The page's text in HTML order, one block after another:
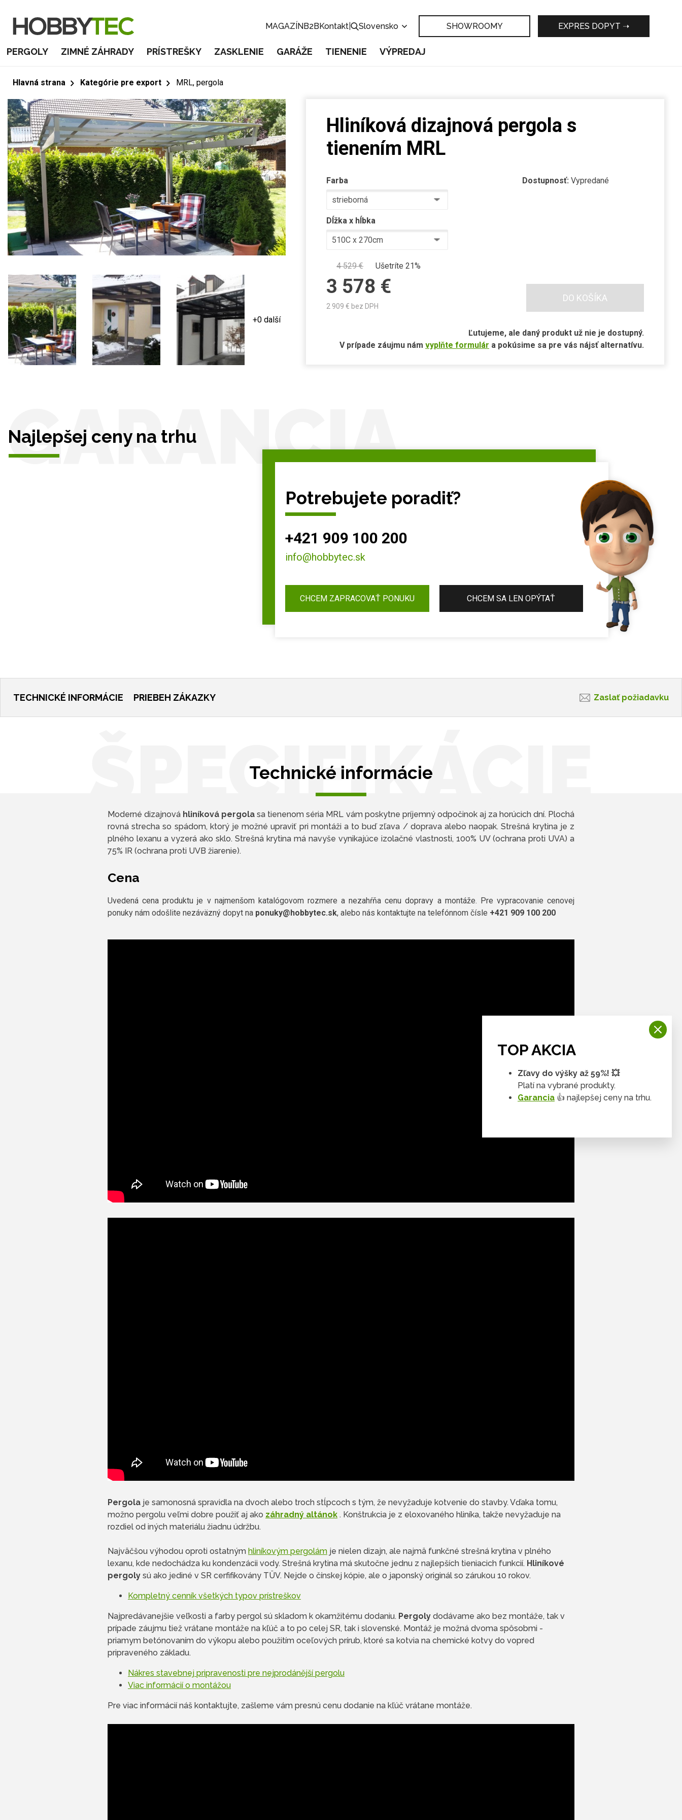
MAGAZÍNB2BKontakt Slovensko SHOWROOMY EXPRES DOPYT ➝
PERGOLY ZIMNÉ ZÁHRADY PRÍSTREŠKY ZASKLENIE GARÁŽE TIENENIE VÝPREDAJ
Hlavná strana Kategórie pre export MRL, pergola
+0 další
Hliníková dizajnová pergola s
tienením MRL
Farba
Dĺžka x hĺbka
Dostupnosť: Vypredané
4 529€ Ušetríte 21%
3 578 €
2 909 € bez DPH
DO KOŠÍKA
Ľutujeme, ale daný produkt už nie je dostupný.
V prípade záujmu nám vyplňte formulár a pokúsime sa pre vás nájsť alternatívu.
GARANCIA
Najlepšej ceny na trhu
Potrebujete poradiť?
+421 909 100 200
info@hobbytec.sk
CHCEM ZAPRACOVAŤ PONUKU CHCEM SA LEN OPÝTAŤ
TECHNICKÉ INFORMÁCIE PRIEBEH ZÁKAZKY Zaslať požiadavku
ŠPECIFIKÁCIE
Technické informácie
Moderné dizajnová hliníková pergola sa tienenom séria MRL vám poskytne príjemný odpočinok aj za horúcich dní. Plochá
rovná strecha so spádom, ktorý je možné upraviť pri montáži a to buď zľava / doprava alebo naopak. Strešná krytina je z
plného lexanu a vyzerá ako sklo. Strešná krytina má navyše vynikajúce izolačné vlastnosti, 100% UV (ochrana proti UVA) a
75% IR (ochrana proti UVB žiarenie).
Cena
Uvedená cena produktu je v najmenšom katalógovom rozmere a nezahŕňa cenu dopravy a montáže. Pre vypracovanie cenovej
ponuky nám odošlite nezáväzný dopyt na ponuky@hobbytec.sk, alebo nás kontaktujte na telefónnom čísle +421 909 100 200
Pergola je samonosná spravidla na dvoch alebo troch stĺpcoch s tým, že nevyžaduje kotvenie do stavby. Vďaka tomu,
možno pergolu veľmi dobre použiť aj ako záhradný altánok . Konštrukcia je z eloxovaného hliníka, takže nevyžaduje na
rozdiel od iných materiálu žiadnu údržbu.
Najväčšou výhodou oproti ostatným hliníkovým pergolám je nielen dizajn, ale najmä funkčné strešná krytina v plného
lexanu, kde nedochádza ku kondenzácii vody. Strešná krytina má skutočne jednu z najlepších tieniacich funkcií. Hliníkové
pergoly sú ako jediné v SR cerfifikovány TÜV. Nejde o čínskej kópie, ale o japonský originál so zárukou 10 rokov.
Kompletný cenník všetkých typov prístreškov
Najpredávanejšie veľkosti a farby pergol sú skladom k okamžitému dodaniu. Pergoly dodávame ako bez montáže, tak v
prípade záujmu tiež vrátane montáže na kľúč a to po celej SR, tak i slovenské. Montáž je možná dvoma spôsobmi -
priamym betónovaním do výkopu alebo použitím oceľových prírub, ktoré sa kotvia na chemické kotvy do vopred
pripraveného základu.
Nákres stavebnej pripravenosti pre nejprodánější pergolu
Viac informácií o montážou
Pre viac informácií náš kontaktujte, zašleme vám presnú cenu dodanie na kľúč vrátane montáže.
TOP AKCIA
Zľavy do výšky až 59%! 💥
Platí na vybrané produkty.
Garancia 👍 najlepšej ceny na trhu.